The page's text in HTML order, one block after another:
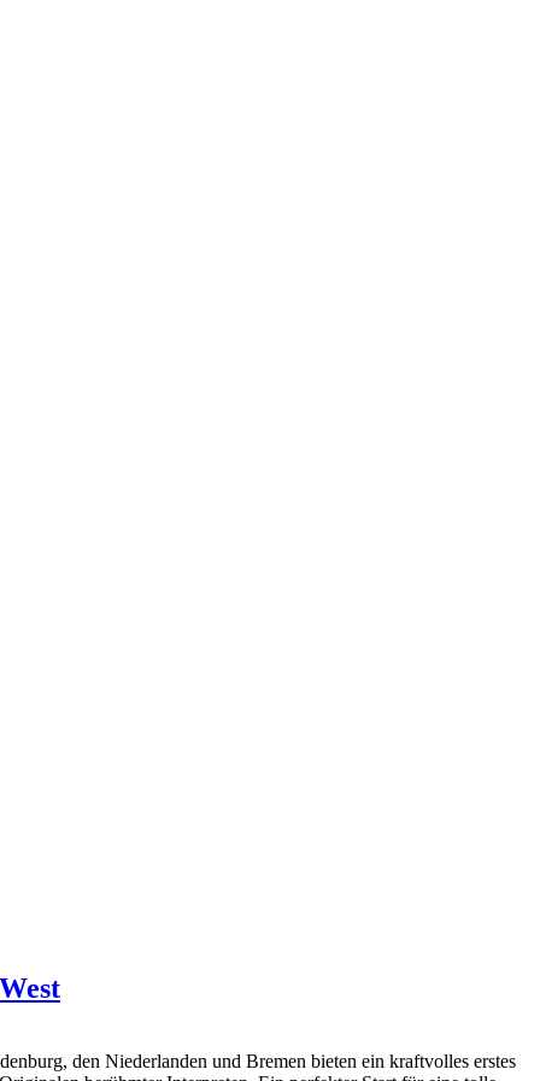
den Niederlanden und Bremen bieten ein kraftvolles erstes